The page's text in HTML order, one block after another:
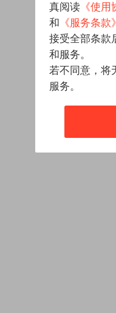
真阅读 《使用
和 《服务条款》
接受全部条款
和服务。
若不同意，将
服务。